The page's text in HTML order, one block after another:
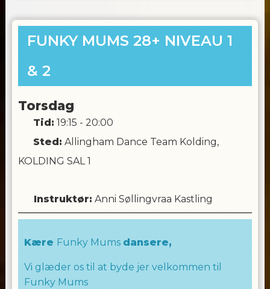
FUNKY MUMS 28+ NIVEAU 1
& 2
Torsdag
Tid: 19:15 - 20:00
Sted: Allingham Dance Team Kolding,
KOLDING SAL 1
Instruktør: Anni Søllingvraa Kastling
Kære Funky Mums dansere,
Vi glæder os til at byde jer velkommen til
Funky Mums